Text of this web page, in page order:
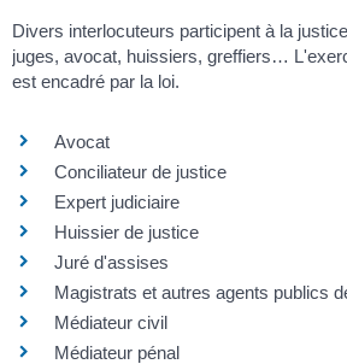
Divers interlocuteurs participent à la
juges, avocat, huissiers, greffiers…
est encadré par la loi.
Avocat
Conciliateur de justice
Expert judiciaire
Huissier de justice
Juré d'assises
Magistrats et autres agents publics
Médiateur civil
Médiateur pénal